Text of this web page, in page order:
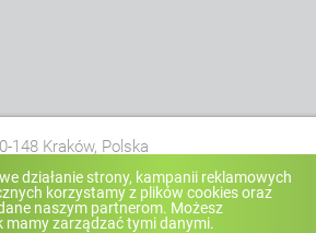
148 Kraków, Polska
działanie strony, kampanii reklamowych
korzystamy z plików cookies oraz
naszym partnerom. Możesz
mamy zarządzać tymi danymi.